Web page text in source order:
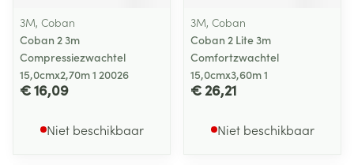
3M, Coban
Coban 2 3m
Compressiezwachtel
15,0cmx2,70m 1 20026
€ 16,09
Niet beschikbaar
3M, Coban
Coban 2 Lite 3m
Comfortzwachtel
15,0cmx3,60m 1
€ 26,21
Niet beschikbaar